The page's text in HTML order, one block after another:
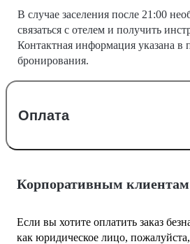
В случае заселения после 21:00
связаться с отелем и получить
Контактная информация указана в
бронирования.
Оплата
Корпоративным клиентам
Если вы хотите оплатить заказ
как юридическое лицо,